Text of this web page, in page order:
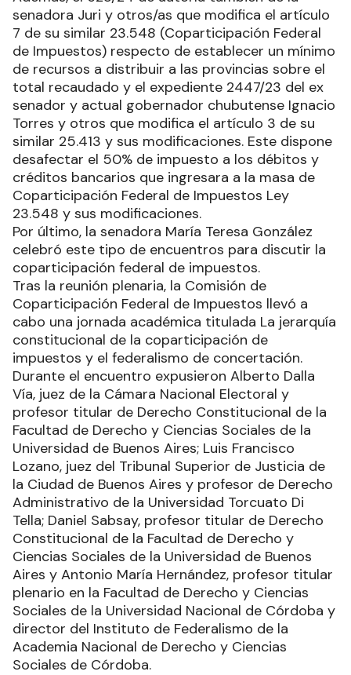
senadora Juri y otros/as que modifica el artículo
7 de su similar 23.548 (Coparticipación Federal
de Impuestos) respecto de establecer un mínimo
de recursos a distribuir a las provincias sobre el
total recaudado y el expediente 2447/23 del ex
senador y actual gobernador chubutense Ignacio
Torres y otros que modifica el artículo 3 de su
similar 25.413 y sus modificaciones. Este dispone
desafectar el 50% de impuesto a los débitos y
créditos bancarios que ingresara a la masa de
Coparticipación Federal de Impuestos Ley
23.548 y sus modificaciones.
Por último, la senadora María Teresa González
celebró este tipo de encuentros para discutir la
coparticipación federal de impuestos.
Tras la reunión plenaria, la Comisión de
Coparticipación Federal de Impuestos llevó a
cabo una jornada académica titulada La jerarquía
constitucional de la coparticipación de
impuestos y el federalismo de concertación.
Durante el encuentro expusieron Alberto Dalla
Vía, juez de la Cámara Nacional Electoral y
profesor titular de Derecho Constitucional de la
Facultad de Derecho y Ciencias Sociales de la
Universidad de Buenos Aires; Luis Francisco
Lozano, juez del Tribunal Superior de Justicia de
la Ciudad de Buenos Aires y profesor de Derecho
Administrativo de la Universidad Torcuato Di
Tella; Daniel Sabsay, profesor titular de Derecho
Constitucional de la Facultad de Derecho y
Ciencias Sociales de la Universidad de Buenos
Aires y Antonio María Hernández, profesor titular
plenario en la Facultad de Derecho y Ciencias
Sociales de la Universidad Nacional de Córdoba y
director del Instituto de Federalismo de la
Academia Nacional de Derecho y Ciencias
Sociales de Córdoba.